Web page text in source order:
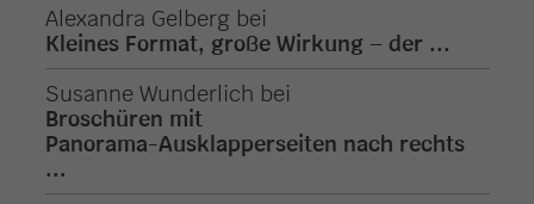
Alexandra Gelberg bei
Kleines Format, große Wirkung – der ...
Susanne Wunderlich bei
Broschüren mit
Panorama-Ausklapperseiten nach rechts
...